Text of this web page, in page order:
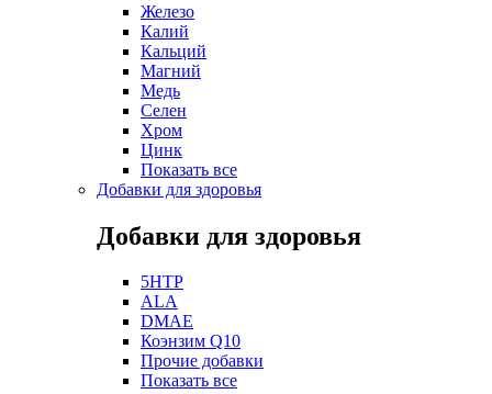
Железо
Калий
Кальций
Магний
Медь
Селен
Хром
Цинк
Показать все
Добавки для здоровья
Добавки для здоровья
5HTP
ALA
DMAE
Коэнзим Q10
Прочие добавки
Показать все